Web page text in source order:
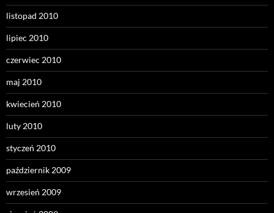
listopad 2010
lipiec 2010
czerwiec 2010
maj 2010
kwiecień 2010
luty 2010
styczeń 2010
październik 2009
wrzesień 2009